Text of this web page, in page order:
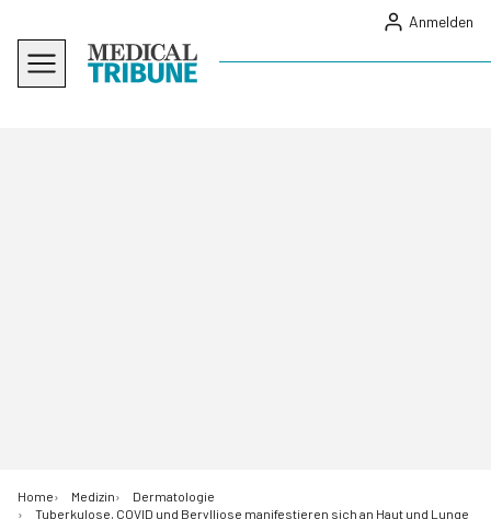
Anmelden
Home Medizin
Dermatologie
Tuberkulose, COVID und Berylliose manifestieren sich an Haut und Lunge